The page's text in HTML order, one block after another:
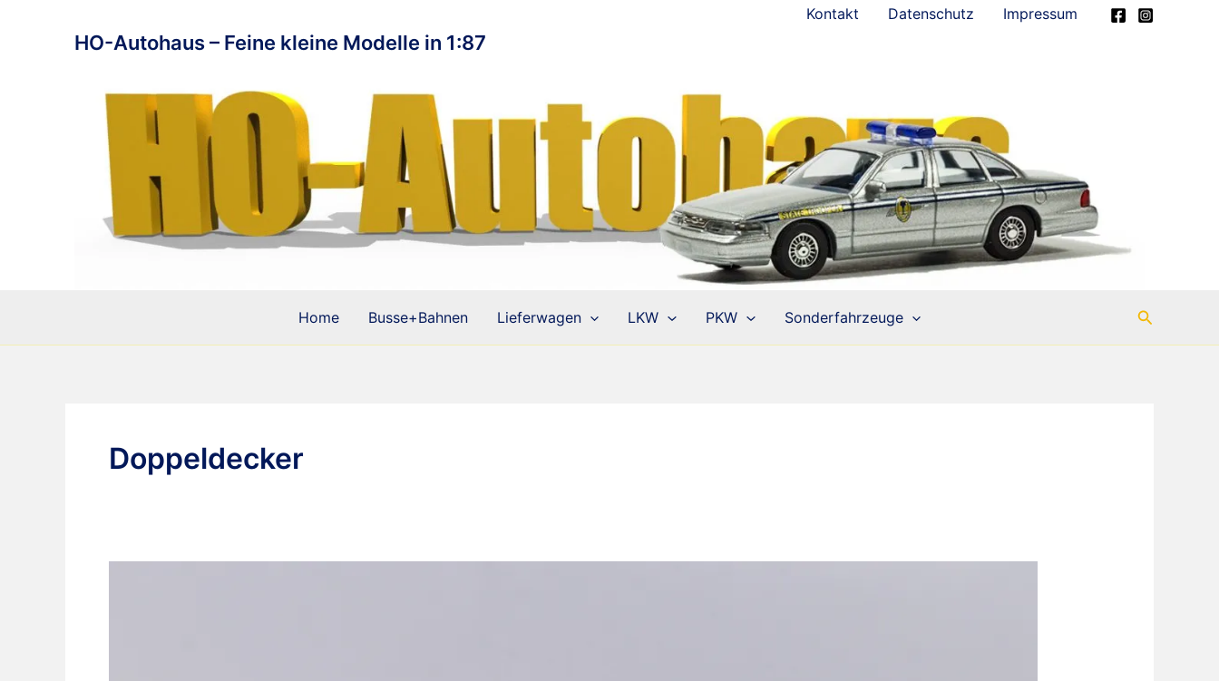
Kontakt Datenschutz Impressum
HO-Autohaus – Feine kleine Modelle in 1:87
Home Busse+Bahnen Lieferwagen LKW PKW Sonderfahrzeuge Suchen
Doppeldecker